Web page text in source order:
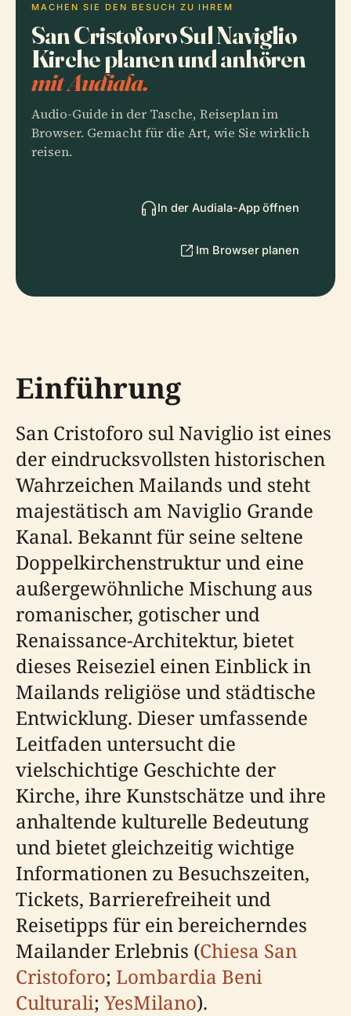
MACHEN SIE DEN BESUCH ZU IHREM
San Cristoforo Sul Naviglio
Kirche planen und anhören
mit Audiala.
Audio-Guide in der Tasche, Reiseplan im
Browser. Gemacht für die Art, wie Sie wirklich
reisen.
In der Audiala-App öffnen
Im Browser planen
Einführung
San Cristoforo sul Naviglio ist eines
der eindrucksvollsten historischen
Wahrzeichen Mailands und steht
majestätisch am Naviglio Grande
Kanal. Bekannt für seine seltene
Doppelkirchenstruktur und eine
außergewöhnliche Mischung aus
romanischer, gotischer und
Renaissance-Architektur, bietet
dieses Reiseziel einen Einblick in
Mailands religiöse und städtische
Entwicklung. Dieser umfassende
Leitfaden untersucht die
vielschichtige Geschichte der
Kirche, ihre Kunstschätze und ihre
anhaltende kulturelle Bedeutung
und bietet gleichzeitig wichtige
Informationen zu Besuchszeiten,
Tickets, Barrierefreiheit und
Reisetipps für ein bereicherndes
Mailander Erlebnis (Chiesa San
Cristoforo; Lombardia Beni
Culturali; YesMilano).